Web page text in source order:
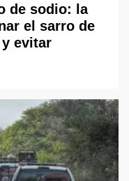
de sodio: la
el sarro de
evitar